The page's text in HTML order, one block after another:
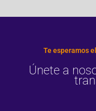
Te esperamos
Únete a